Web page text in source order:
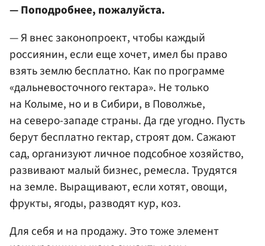
— Поподробнее, пожалуйста.
— Я внес законопроект, чтобы каждый
россиянин, если еще хочет, имел бы право
взять землю бесплатно. Как по программе
«дальневосточного гектара». Не только
на Колыме, но и в Сибири, в Поволжье,
на северо-западе страны. Да где угодно. Пусть
берут бесплатно гектар, строят дом. Сажают
сад, организуют личное подсобное хозяйство,
развивают малый бизнес, ремесла. Трудятся
на земле. Выращивают, если хотят, овощи,
фрукты, ягоды, разводят кур, коз.
Для себя и на продажу. Это тоже элемент